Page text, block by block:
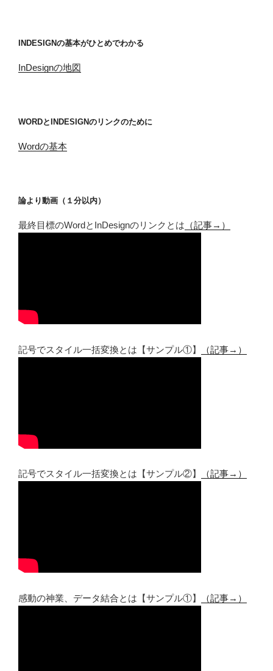
INDESIGNの基本がひとめでわかる
InDesignの地図
WORDとINDESIGNのリンクのために
Wordの基本
論より動画（１分以内）
最終目標のWordとInDesignのリンクとは （記事→）
記号でスタイル一括変換とは【サンプル①】 （記事→）
記号でスタイル一括変換とは【サンプル②】 （記事→）
感動の神業、データ結合とは【サンプル①】 （記事→）